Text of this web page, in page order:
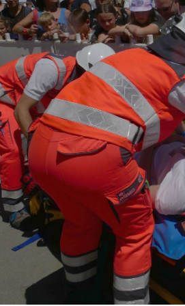
NID
Google LLC
Einbinden von interaktiven Google
6 Monate